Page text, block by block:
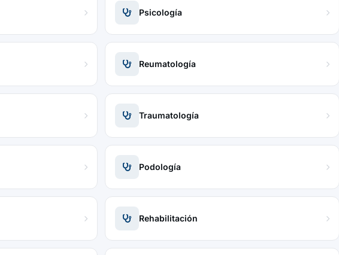
Psicología
Reumatología
Traumatología
Podología
Rehabilitación